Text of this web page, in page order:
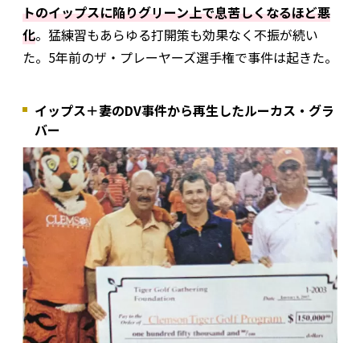
トのイップスに陥りグリーン上で息苦しくなるほど悪
化。猛練習もあらゆる打開策も効果なく不振が続い
た。5年前のザ・プレーヤーズ選手権で事件は起きた。
イップス＋妻のDV事件から再生したルーカス・グラ
バー